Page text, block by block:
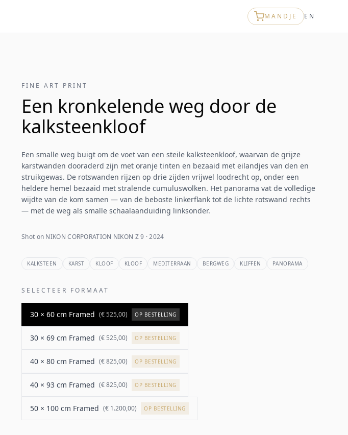
MANDJE EN
FINE ART PRINT
Een kronkelende weg door de
kalksteenkloof
Een smalle weg buigt om de voet van een steile kalksteenkloof, waarvan de grijze
karstwanden dooraderd zijn met oranje tinten en bezaaid met eilandjes van den en
struikgewas. De rotswanden rijzen op drie zijden vrijwel loodrecht op, onder een
heldere hemel bezaaid met stralende cumuluswolken. Het panorama vat de volledige
wijdte van de kom samen — van de beboste linkerflank tot de lichte rotswand rechts
— met de weg als smalle schaalaanduiding linksonder.
Shot on NIKON CORPORATION NIKON Z 9 · 2024
KALKSTEEN KARST KLOOF KLOOF MEDITERRAAN BERGWEG KLIFFEN PANORAMA
SELECTEER FORMAAT
30 × 60 cm Framed (€ 525,00) OP BESTELLING
30 × 69 cm Framed (€ 525,00) OP BESTELLING
40 × 80 cm Framed (€ 825,00) OP BESTELLING
40 × 93 cm Framed (€ 825,00) OP BESTELLING
50 × 100 cm Framed (€ 1.200,00) OP BESTELLING